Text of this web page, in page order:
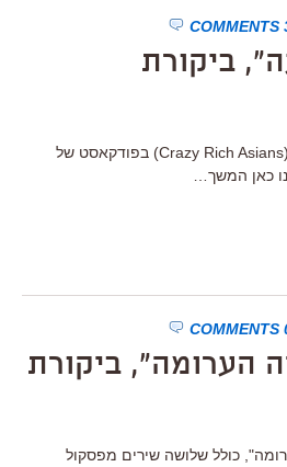
3
ביקורת
דיברתי על "עשיר בהפתעה" (Crazy Rich Asians) בפודקאסט של
כאן המשך…
0
הערומה", ביקורת
כולל שלושה שירים מפסקול